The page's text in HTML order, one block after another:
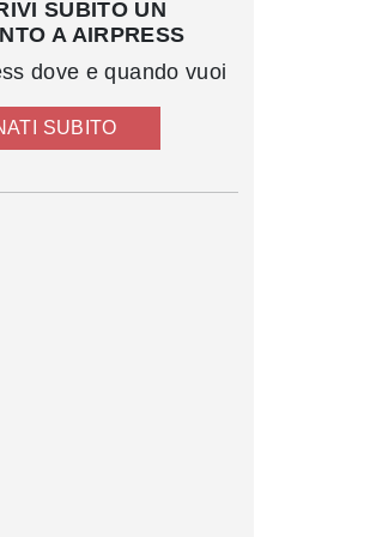
SUBITO UN
A AIRPRESS
dove e quando vuoi
SUBITO